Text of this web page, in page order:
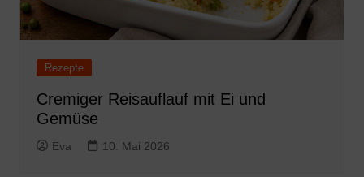
Rezepte
Cremiger Reisauflauf mit Ei und
Gemüse
Eva 10. Mai 2026